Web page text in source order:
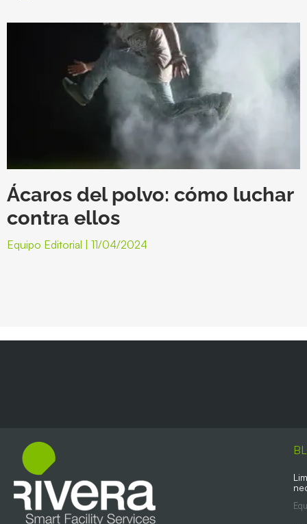
Ácaros del polvo: cómo luchar
contra ellos
Equipo Editorial 11/04/2024